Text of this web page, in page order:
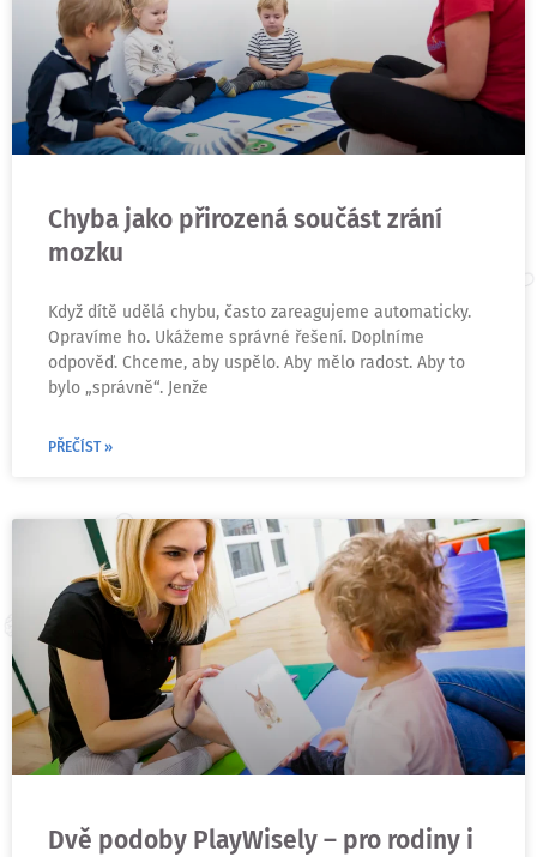
Chyba jako přirozená součást zrání
mozku
Když dítě udělá chybu, často zareagujeme automaticky.
Opravíme ho. Ukážeme správné řešení. Doplníme
odpověď. Chceme, aby uspělo. Aby mělo radost. Aby to
bylo „správně“. Jenže
PŘEČÍST »
Dvě podoby PlayWisely – pro rodiny i